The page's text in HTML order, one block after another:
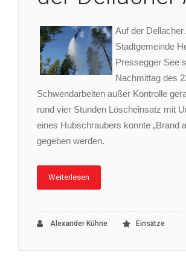
Auf der Dellacher
Stadtgemeinde
Pressegger See
Nachmittag des
Schwendarbeiten außer Kontrolle
rund vier Stunden Löscheinsatz mit
eines Hubschraubers konnte „Brand
gegeben werden.
Weiterlesen
Alexander Kühne Einsätze